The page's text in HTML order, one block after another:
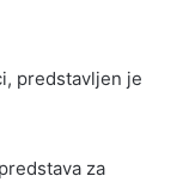
predstavljen je
za